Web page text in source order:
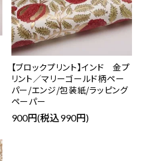
【ブロックプリント】インド 金プ
リント／マリーゴールド柄ペー
パー/エンジ/包装紙/ラッピング
ペーパー
900円(税込990円)